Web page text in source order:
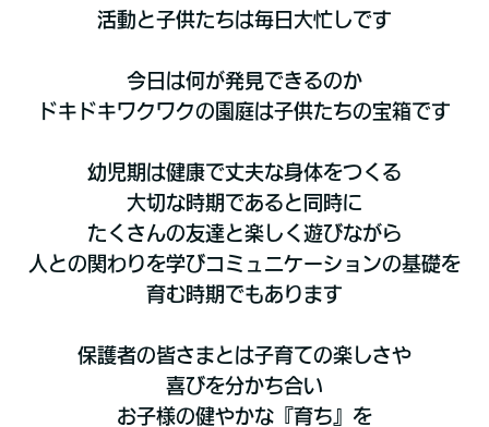
活動と子供たちは毎日大忙しです
今日は何が発見できるのか
ドキドキワクワクの園庭は子供たちの宝箱です
幼児期は健康で丈夫な身体をつくる
大切な時期であると同時に
たくさんの友達と楽しく遊びながら
人との関わりを学びコミュニケーションの基礎を
育む時期でもあります
保護者の皆さまとは子育ての楽しさや
喜びを分かち合い
お子様の健やかな『育ち』を